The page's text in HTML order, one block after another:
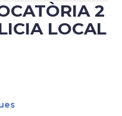
2
LOCAL